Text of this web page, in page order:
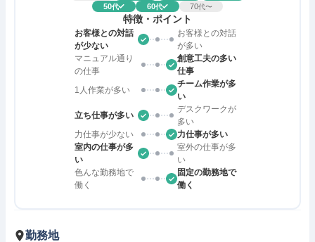
50代 60代 70代〜
特徴・ポイント
お客様との対話
が少ない
お客様との対話
が多い
マニュアル通り
の仕事
創意工夫の多い
仕事
1人作業が多い
チーム作業が多
い
立ち仕事が多い
デスクワークが
多い
力仕事が少ない
力仕事が多い
室内の仕事が多
い
室外の仕事が多
い
色んな勤務地で
働く
固定の勤務地で
働く
勤務地